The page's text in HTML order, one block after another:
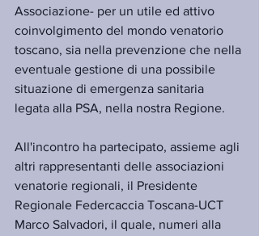
Associazione- per un utile ed attivo
coinvolgimento del mondo venatorio
toscano, sia nella prevenzione che nella
eventuale gestione di una possibile
situazione di emergenza sanitaria
legata alla PSA, nella nostra Regione.
All'incontro ha partecipato, assieme agli
altri rappresentanti delle associazioni
venatorie regionali, il Presidente
Regionale Federcaccia Toscana-UCT
Marco Salvadori, il quale, numeri alla